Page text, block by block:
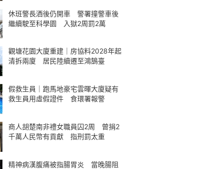
休班警長酒後仍開車 警署撞警車後
繼續駛至科學園 入獄2周罰2萬
觀塘花園大廈重建｜房協料2028年起
清拆兩廈 居民陸續遷至鴻鵠臺
假救生員｜跑馬地豪宅雲暉大廈疑有
救生員用虛假證件 食環署報警
商人胡楚南非禮女職員囚2周 曾捐2
千萬人民幣有貢獻 指刑罰太重
精神病漢腹痛被指腸胃炎 當晚腸阻